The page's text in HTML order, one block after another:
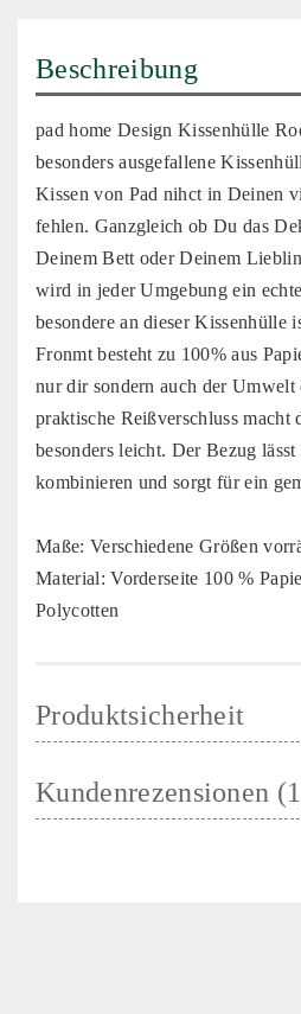
Beschreibung
pad home Design Kissenhülle
besonders ausgefallene
Kissen von Pad nihct in Deinen
fehlen. Ganzgleich ob Du das
Deinem Bett oder Deinem
wird in jeder Umgebung ein
besondere an dieser Kissenhülle
Fronmt besteht zu 100% aus
nur dir sondern auch der Umwelt
praktische Reißverschluss macht
besonders leicht. Der Bezug
kombinieren und sorgt für ein
Maße: Verschiedene Größen
Material: Vorderseite 100 %
Polycotten
Produktsicherheit
Kundenrezensionen